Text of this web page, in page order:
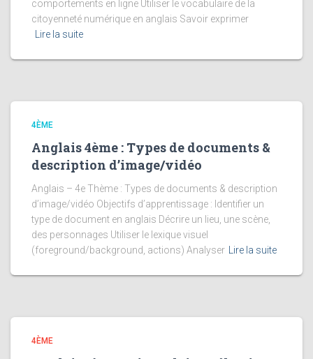
comportements en ligne Utiliser le vocabulaire de la
citoyenneté numérique en anglais Savoir exprimer
Lire la suite
4ÈME
Anglais 4ème : Types de documents &
description d’image/vidéo
Anglais – 4e Thème : Types de documents & description
d’image/vidéo Objectifs d’apprentissage : Identifier un
type de document en anglais Décrire un lieu, une scène,
des personnages Utiliser le lexique visuel
(foreground/background, actions) Analyser Lire la suite
4ÈME